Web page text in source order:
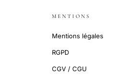
MENTIONS
Mentions légales
RGPD
CGV / CGU